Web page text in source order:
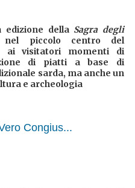
edizione della Sagra degli
nel piccolo centro del
ai visitatori momenti di
di piatti a base di
sarda, ma anche un
e archeologia
Congius...